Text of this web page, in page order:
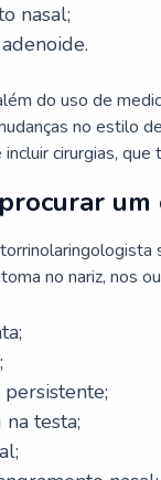
nasal;
do uso de
no estilo
cirurgias,
no nariz, nos
testa;